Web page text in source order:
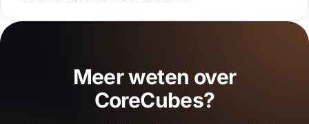
Meer weten over
CoreCubes?